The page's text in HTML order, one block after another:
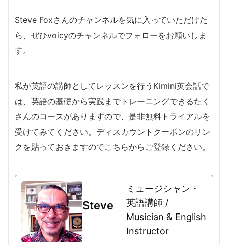
Steve Foxさんのチャンネルを気に入っていただけた
ら、ぜひvoicyのチャンネルでフォローをお願いしま
す。
私が英語の講師としてレッスンを行うKimini英会話で
は、英語の基礎から実践までトレーニングできるたく
さんのコースがありますので、是非無料トライアルを
受けてみてください。ディスカウントクーポンのリン
クを貼っておきますのでこちらからご登録ください。
Steve
ミュージシャン・
英語講師 /
Musician & English
Instructor